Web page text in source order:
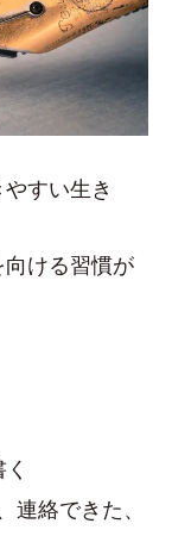
すい生き
ける習慣が
絡できた、